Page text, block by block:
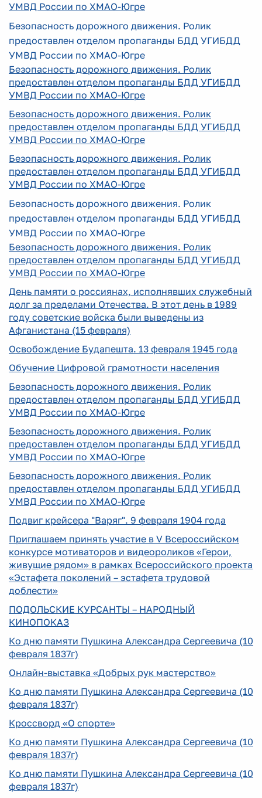
УМВД России по ХМАО-Югре
Безопасность дорожного движения. Ролик
предоставлен отделом пропаганды БДД УГИБДД
УМВД России по ХМАО-Югре
Безопасность дорожного движения. Ролик
предоставлен отделом пропаганды БДД УГИБДД
УМВД России по ХМАО-Югре
Безопасность дорожного движения. Ролик
предоставлен отделом пропаганды БДД УГИБДД
УМВД России по ХМАО-Югре
Безопасность дорожного движения. Ролик
предоставлен отделом пропаганды БДД УГИБДД
УМВД России по ХМАО-Югре
Безопасность дорожного движения. Ролик
предоставлен отделом пропаганды БДД УГИБДД
УМВД России по ХМАО-Югре
Безопасность дорожного движения. Ролик
предоставлен отделом пропаганды БДД УГИБДД
УМВД России по ХМАО-Югре
День памяти о россиянах, исполнявших служебный
долг за пределами Отечества. В этот день в 1989
году советские войска были выведены из
Афганистана (15 февраля)
Освобождение Будапешта. 13 февраля 1945 года
Обучение Цифровой грамотности населения
Безопасность дорожного движения. Ролик
предоставлен отделом пропаганды БДД УГИБДД
УМВД России по ХМАО-Югре
Безопасность дорожного движения. Ролик
предоставлен отделом пропаганды БДД УГИБДД
УМВД России по ХМАО-Югре
Безопасность дорожного движения. Ролик
предоставлен отделом пропаганды БДД УГИБДД
УМВД России по ХМАО-Югре
Подвиг крейсера "Варяг". 9 февраля 1904 года
Приглашаем принять участие в V Всероссийском
конкурсе мотиваторов и видеороликов «Герои,
живущие рядом» в рамках Всероссийского проекта
«Эстафета поколений – эстафета трудовой
доблести»
ПОДОЛЬСКИЕ КУРСАНТЫ – НАРОДНЫЙ
КИНОПОКАЗ
Ко дню памяти Пушкина Александра Сергеевича (10
февраля 1837г)
Онлайн-выставка «Добрых рук мастерство»
Ко дню памяти Пушкина Александра Сергеевича (10
февраля 1837г)
Кроссворд «О спорте»
Ко дню памяти Пушкина Александра Сергеевича (10
февраля 1837г)
Ко дню памяти Пушкина Александра Сергеевича (10
февраля 1837г)